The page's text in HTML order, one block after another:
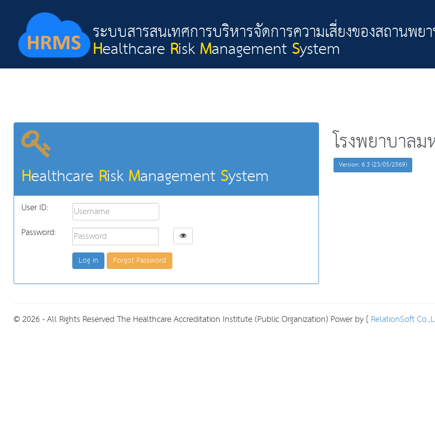
ระบบสารสนเทศการบริหารจัดการความเสี่ยงของสถานพย
Healthcare RiskManagementSystem
Healthcare RiskManagementSystem
User ID:
Password:
Forgot Password
โรงพยาบาล
Version: 6.3 (23/05/2569)
© 2026 - All Rights Reserved The Healthcare Accreditation Institute (Public Organization) Power by [RelationSoft